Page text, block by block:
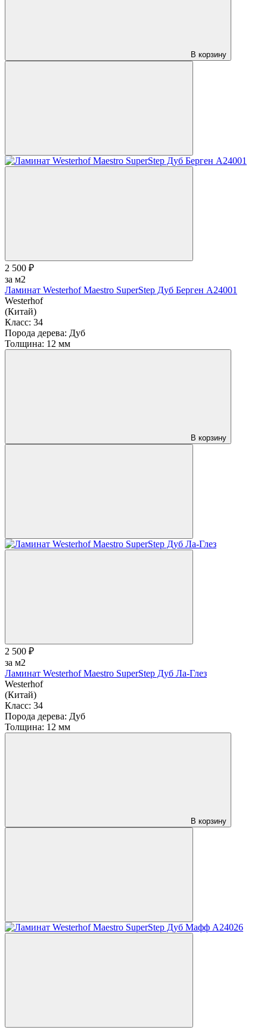
В корзину
2 500 ₽
за м2
Ламинат Westerhof Maestro SuperStep Дуб Берген A24001
Westerhof
(Китай)
Класс: 34
Порода дерева: Дуб
Толщина: 12 мм
В корзину
2 500 ₽
за м2
Ламинат Westerhof Maestro SuperStep Дуб Ла-Глез
Westerhof
(Китай)
Класс: 34
Порода дерева: Дуб
Толщина: 12 мм
В корзину